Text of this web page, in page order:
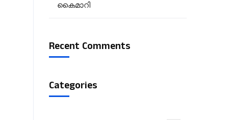
കൈമാറി
Recent Comments
Categories